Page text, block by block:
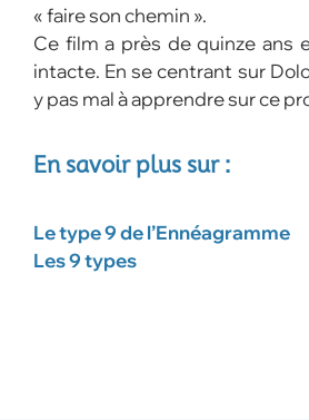
« faire son chemin ».
Ce film a près de quinze ans
intacte. En se centrant sur
y pas mal à apprendre sur ce
En savoir plus sur :
Le type 9 de l’Ennéagramme
Les 9 types